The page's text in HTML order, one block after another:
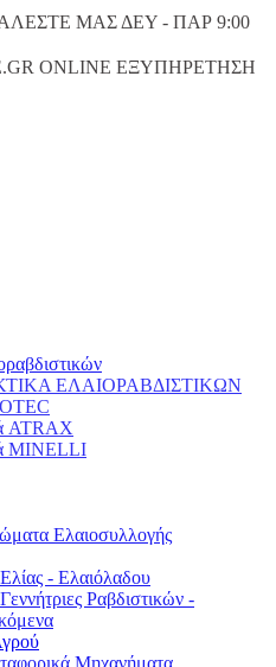
ΚΑΛΕΣΤΕ ΜΑΣ ΔΕΥ - ΠΑΡ 9:00
ONLINE ΕΞΥΠΗΡΕΤΗΣH
ΕΛΑΙΟΡΑΒΔΙΣΤΙΚΩΝ
ATRAX
MINELLI
Ελαιοσυλλογής
- Ελαιόλαδου
Ραβδιστικών -
Μηχανήματα